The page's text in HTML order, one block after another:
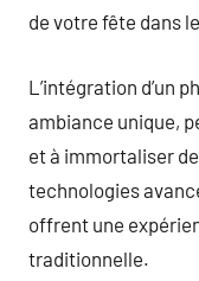
de votre fête dans
L’intégration d’un
ambiance unique,
et à immortaliser
technologies
offrent une
traditionnelle.